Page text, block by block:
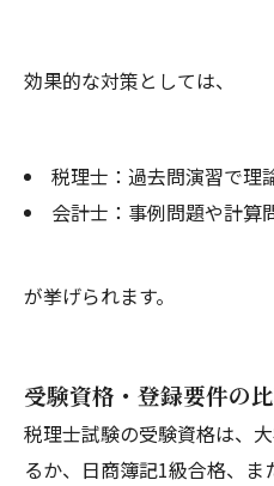
効果的な対策としては、
税理士：過去問演習で理
会計士：事例問題や計算
が挙げられます。
受験資格・登録要件の
税理士試験の受験資格は、
るか、日商簿記1級合格、